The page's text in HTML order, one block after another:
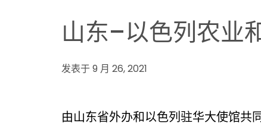
山东–以色列农业
发表于 9 月 26, 2021
由山东省外办和以色列驻华大使馆共